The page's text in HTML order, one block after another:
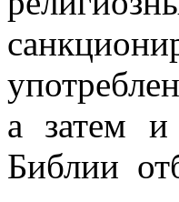
а затем
Библии